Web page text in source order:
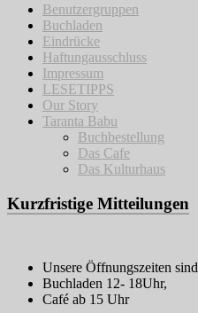
Benutzergruppen
Buchladen
Eindrücke
Haftungausschluss
Impressum
LESETIPPS
Our Story
Taranta Babu
Buchbestellung
Das Cafe
Das Kulturhaus
Kurzfristige Mitteilungen
Unsere Öffnungszeiten sind
Buchladen 12- 18Uhr,
Café ab 15 Uhr